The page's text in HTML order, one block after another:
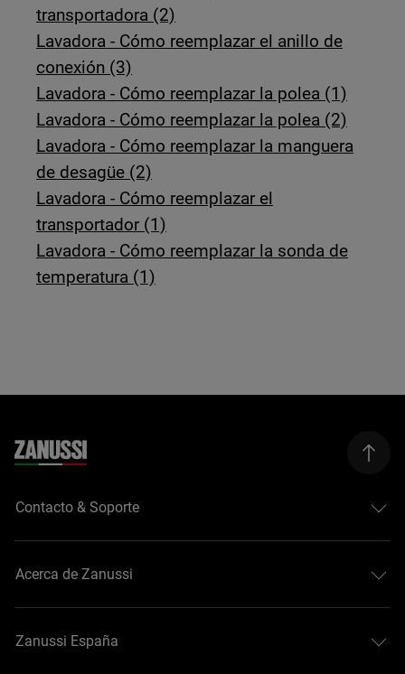
transportadora (2)
Lavadora - Cómo reemplazar el anillo de
conexión (3)
Lavadora - Cómo reemplazar la polea (1)
Lavadora - Cómo reemplazar la polea (2)
Lavadora - Cómo reemplazar la manguera
de desagüe (2)
Lavadora - Cómo reemplazar el
transportador (1)
Lavadora - Cómo reemplazar la sonda de
temperatura (1)
Contacto & Soporte
Acerca de Zanussi
Zanussi España